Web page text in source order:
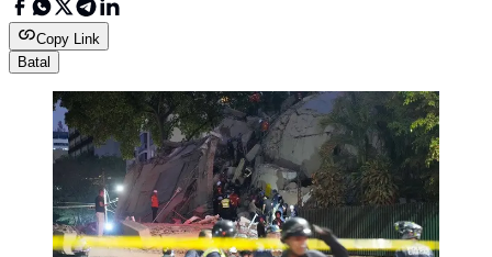
Copy Link
Batal